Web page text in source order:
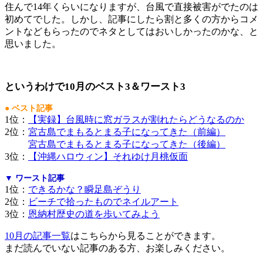
住んで14年くらいになりますが、台風で直接被害がでたのは
初めてでした。しかし、記事にしたら割と多くの方からコメ
ントなどもらったのでネタとしてはおいしかったのかな、と
思いました。
というわけで10月のベスト3＆ワースト3
● ベスト記事
1位：
【実録】台風時に窓ガラスが割れたらどうなるのか
2位： 宮古島でまもるとまる子になってきた（前編）
宮古島でまもるとまる子になってきた（後編）
3位：
【沖縄ハロウィン】それゆけ月桃仮面
▼ ワースト記事
1位： できるかな？瞬足島ぞうり
2位： ビーチで拾ったものでネイルアート
3位： 恩納村歴史の道を歩いてみよう
10月の記事一覧はこちらから見ることができます。
まだ読んでいない記事のある方、お楽しみください。